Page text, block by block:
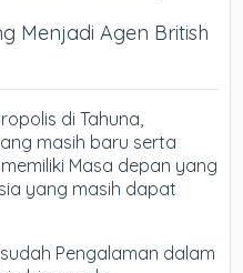
Menjadi Agen British
di Tahuna,
masih baru serta
Masa depan yang
yang masih dapat
Pengalaman dalam